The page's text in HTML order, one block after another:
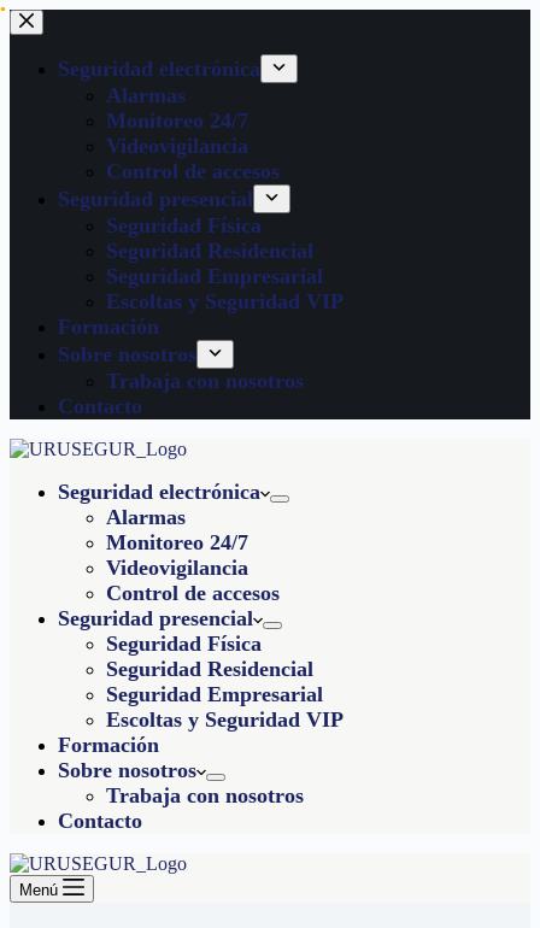
Seguridad electrónica
Alarmas
Monitoreo 24/7
Videovigilancia
Control de accesos
Seguridad presencial
Seguridad Física
Seguridad Residencial
Seguridad Empresarial
Escoltas y Seguridad VIP
Formación
Sobre nosotros
Trabaja con nosotros
Contacto
Seguridad electrónica
Alarmas
Monitoreo 24/7
Videovigilancia
Control de accesos
Seguridad presencial
Seguridad Física
Seguridad Residencial
Seguridad Empresarial
Escoltas y Seguridad VIP
Formación
Sobre nosotros
Trabaja con nosotros
Contacto
Menú